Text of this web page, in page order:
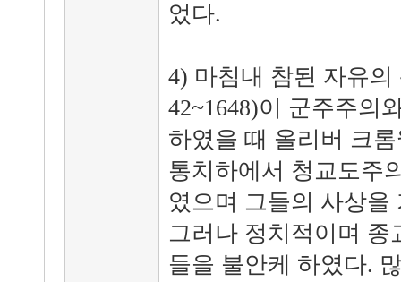
었다.
4) 마침내 참된 자유
42~1648)이 군주주의
하였을 때 올리버 크
통치하에서 청교도주
였으며 그들의 사상을
그러나 정치적이며 종
들을 불안케 하였다.